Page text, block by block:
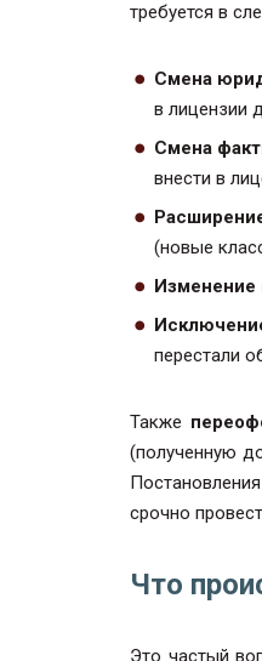
требуется в
Смена
в лицензии
Смена
внести в
(новые
Изменение
перестали
Также
(полученную
срочно
Что
Это частый